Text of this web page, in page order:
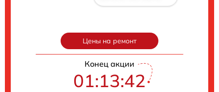
Цены на ремонт
Конец акции
01:13:41